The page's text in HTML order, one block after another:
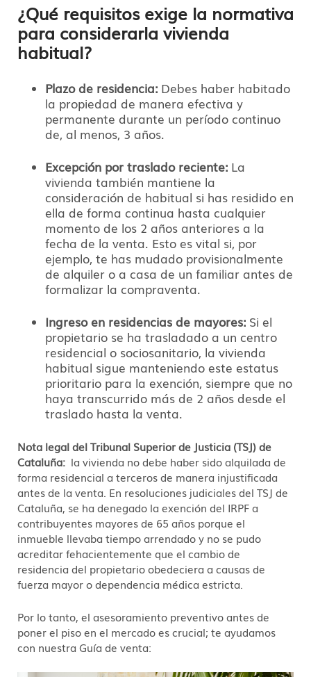
¿Qué requisitos exige la normativa
para considerarla vivienda
habitual?
Plazo de residencia: Debes haber habitado
la propiedad de manera efectiva y
permanente durante un período continuo
de, al menos, 3 años.
Excepción por traslado reciente: La
vivienda también mantiene la
consideración de habitual si has residido en
ella de forma continua hasta cualquier
momento de los 2 años anteriores a la
fecha de la venta. Esto es vital si, por
ejemplo, te has mudado provisionalmente
de alquiler o a casa de un familiar antes de
formalizar la compraventa.
Ingreso en residencias de mayores: Si el
propietario se ha trasladado a un centro
residencial o sociosanitario, la vivienda
habitual sigue manteniendo este estatus
prioritario para la exención, siempre que no
haya transcurrido más de 2 años desde el
traslado hasta la venta.
Nota legal del Tribunal Superior de Justicia (TSJ) de
Cataluña: la vivienda no debe haber sido alquilada de
forma residencial a terceros de manera injustificada
antes de la venta. En resoluciones judiciales del TSJ de
Cataluña, se ha denegado la exención del IRPF a
contribuyentes mayores de 65 años porque el
inmueble llevaba tiempo arrendado y no se pudo
acreditar fehacientemente que el cambio de
residencia del propietario obedeciera a causas de
fuerza mayor o dependencia médica estricta.
Por lo tanto, el asesoramiento preventivo antes de
poner el piso en el mercado es crucial; te ayudamos
con nuestra Guía de venta: